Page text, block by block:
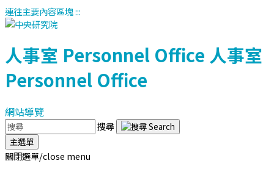
連往主要內容區塊:::
人事室 Personnel Office 人事室
Personnel Office
網站導覽
搜尋
主選單
關閉選單/close menu